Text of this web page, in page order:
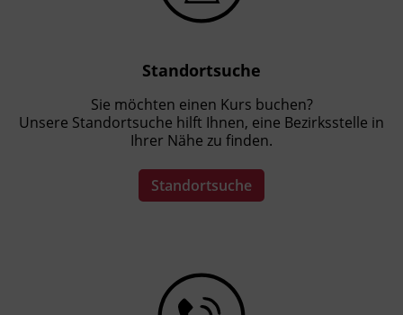
Standortsuche
Sie möchten einen Kurs buchen?
Unsere Standortsuche hilft Ihnen, eine Bezirksstelle in
Ihrer Nähe zu finden.
Standortsuche